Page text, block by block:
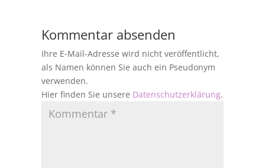
Kommentar absenden
Ihre E-Mail-Adresse wird nicht veröffentlicht,
als Namen können Sie auch ein Pseudonym
verwenden.
Hier finden Sie unsere Datenschutzerklärung.